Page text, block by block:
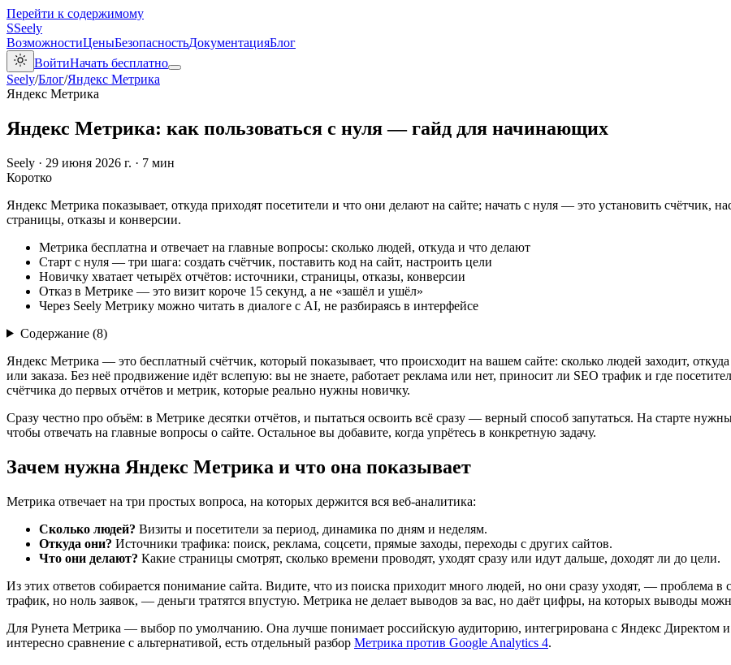
Перейти к содержимому
SSeely
ВозможностиЦеныБезопасностьДокументацияБлог
ВойтиНачать бесплатно
Seely/Блог/Яндекс Метрика
Яндекс Метрика
Яндекс Метрика: как пользоваться с нуля — гайд для начинающих
Seely · 29 июня 2026 г. · 7 мин
Коротко
Яндекс Метрика показывает, откуда приходят посетители и что они делают на сайте; начать с нуля — это установить счётчик,
страницы, отказы и конверсии.
Метрика бесплатна и отвечает на главные вопросы: сколько людей, откуда и что делают
Старт с нуля — три шага: создать счётчик, поставить код на сайт, настроить цели
Новичку хватает четырёх отчётов: источники, страницы, отказы, конверсии
Отказ в Метрике — это визит короче 15 секунд, а не «зашёл и ушёл»
Через Seely Метрику можно читать в диалоге с AI, не разбираясь в интерфейсе
Содержание (8)
Яндекс Метрика — это бесплатный счётчик, который показывает, что происходит на вашем сайте: сколько людей заходит,
или заказа. Без неё продвижение идёт вслепую: вы не знаете, работает реклама или нет, приносит ли SEO трафик и где
счётчика до первых отчётов и метрик, которые реально нужны новичку.
Сразу честно про объём: в Метрике десятки отчётов, и пытаться освоить всё сразу — верный способ запутаться. На старте
чтобы отвечать на главные вопросы о сайте. Остальное вы добавите, когда упрётесь в конкретную задачу.
Зачем нужна Яндекс Метрика и что она показывает
Метрика отвечает на три простых вопроса, на которых держится вся веб-аналитика:
Сколько людей? Визиты и посетители за период, динамика по дням и неделям.
Откуда они? Источники трафика: поиск, реклама, соцсети, прямые заходы, переходы с других сайтов.
Что они делают? Какие страницы смотрят, сколько времени проводят, уходят сразу или идут дальше, доходят ли до цели.
Из этих ответов собирается понимание сайта. Видите, что из поиска приходит много людей, но они сразу уходят, — проблема в
трафик, но ноль заявок, — деньги тратятся впустую. Метрика не делает выводов за вас, но даёт цифры, на которых выводы
Для Рунета Метрика — выбор по умолчанию. Она лучше понимает российскую аудиторию, интегрирована с Яндекс Директом и
интересно сравнение с альтернативой, есть отдельный разбор Метрика против Google Analytics 4.